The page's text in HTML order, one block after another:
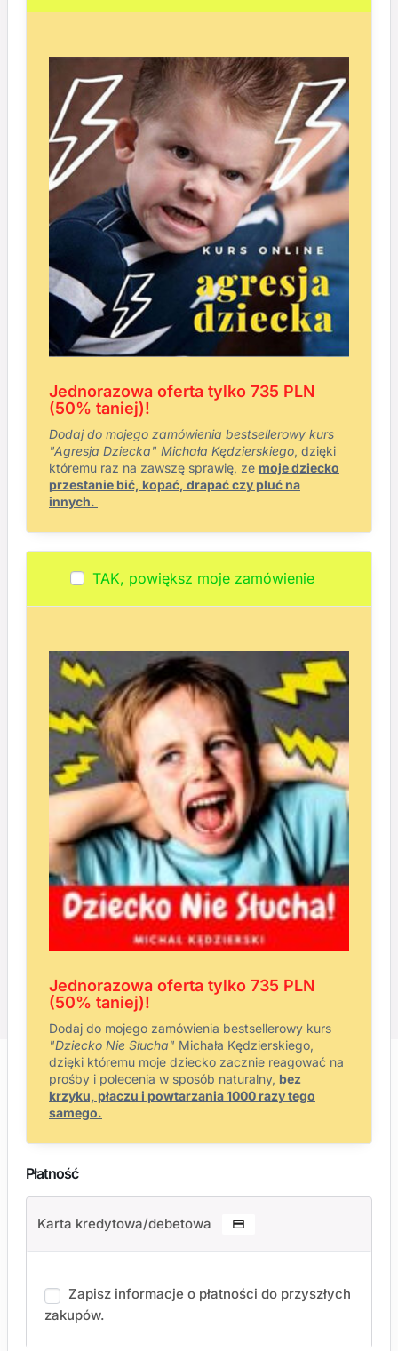
Jednorazowa oferta tylko 735 PLN
(50% taniej)!
Dodaj do mojego zamówienia bestsellerowy kurs
"Agresja Dziecka" Michała Kędzierskiego, dzięki
któremu raz na zawszę sprawię, ze moje dziecko
przestanie bić, kopać, drapać czy pluć na
innych.
TAK, powiększ moje zamówienie
Jednorazowa oferta tylko 735 PLN
(50% taniej)!
Dodaj do mojego zamówienia bestsellerowy kurs
"Dziecko Nie Słucha" Michała Kędzierskiego,
dzięki któremu moje dziecko zacznie reagować na
prośby i polecenia w sposób naturalny, bez
krzyku, płaczu i powtarzania 1000 razy tego
samego.
Płatność
Karta kredytowa/debetowa
Zapisz informacje o płatności do przyszłych
zakupów.